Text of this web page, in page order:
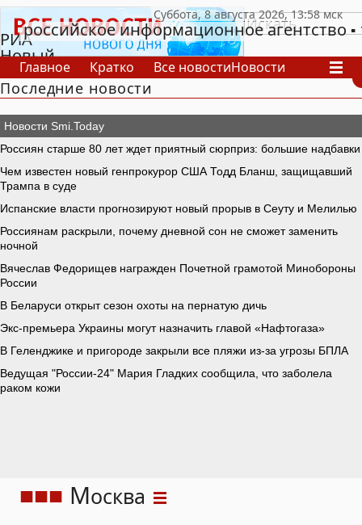
РИА
Новый
День
российское информационное агентство
Главное Кратко Все новостиНовости
В России
В мире
СпецпроектыПроекты Архив
Последние новости
Москва